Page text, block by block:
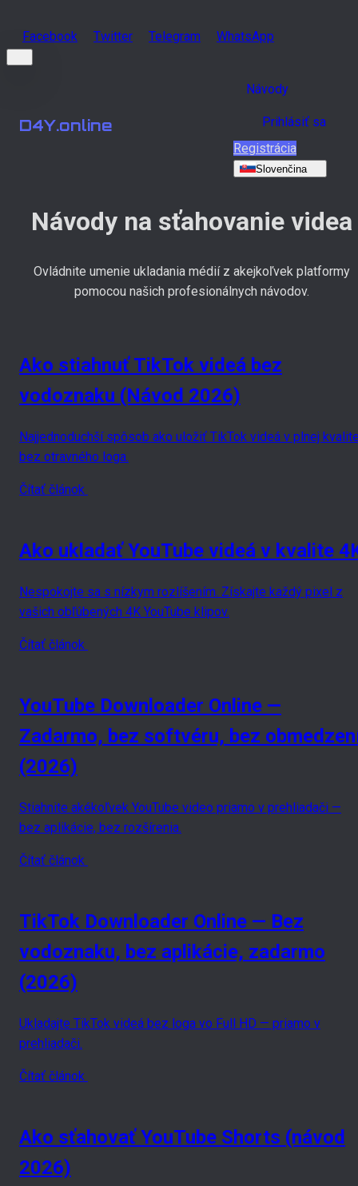
Facebook Twitter Telegram WhatsApp
D4Y.online
Návody
Prihlásiť sa
Registrácia
Slovenčina
Návody na sťahovanie videa
Ovládnite umenie ukladania médií z akejkoľvek platformy
pomocou našich profesionálnych návodov.
Ako stiahnuť TikTok videá bez
vodoznaku (Návod 2026)
Najjednoduchší spôsob ako uložiť TikTok videá v plnej
bez otravného loga.
Čítať článok
Ako ukladať YouTube videá v kvalite
Nespokojte sa s nízkym rozlíšením. Získajte každý pixel z
vašich obľúbených 4K YouTube klipov.
Čítať článok
YouTube Downloader Online —
Zadarmo, bez softvéru, bez
(2026)
Stiahnite akékoľvek YouTube video priamo v prehliadači —
bez aplikácie, bez rozšírenia.
Čítať článok
TikTok Downloader Online — Bez
vodoznaku, bez aplikácie, zadarmo
(2026)
Ukladajte TikTok videá bez loga vo Full HD — priamo v
prehliadači.
Čítať článok
Ako sťahovať YouTube Shorts (návod
2026)